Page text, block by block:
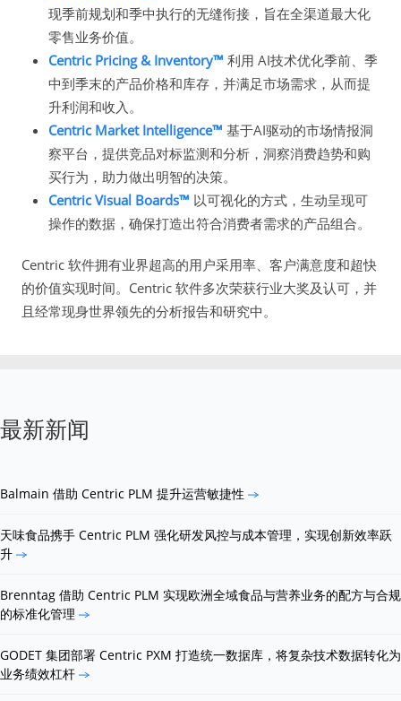
现季前规划和季中执行的无缝衔接，旨在全渠道最大化
零售业务价值。
Centric Pricing & Inventory™ 利用 AI技术优化季前、季
中到季末的产品价格和库存，并满足市场需求，从而提
升利润和收入。
Centric Market Intelligence™ 基于AI驱动的市场情报洞
察平台，提供竞品对标监测和分析，洞察消费趋势和购
买行为，助力做出明智的决策。
Centric Visual Boards™ 以可视化的方式，生动呈现可
操作的数据，确保打造出符合消费者需求的产品组合。
Centric 软件拥有业界超高的用户采用率、客户满意度和超快
的价值实现时间。Centric 软件多次荣获行业大奖及认可，并
且经常现身世界领先的分析报告和研究中。
最新新闻
Balmain 借助 Centric PLM 提升运营敏捷性
天味食品携手 Centric PLM 强化研发风控与成本管理，实现创新效率跃
升
Brenntag 借助 Centric PLM 实现欧洲全域食品与营养业务的配方与合规
的标准化管理
GODET 集团部署 Centric PXM 打造统一数据库，将复杂技术数据转化为
业务绩效杠杆